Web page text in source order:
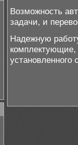
Возможность
задачи, и
Надежную
комплектующие,
установленного